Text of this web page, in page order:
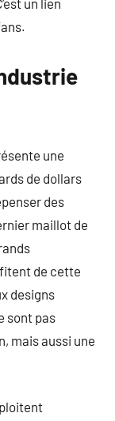
un lien
une
de dollars
des
maillot de
de cette
designs
sont pas
mais aussi une